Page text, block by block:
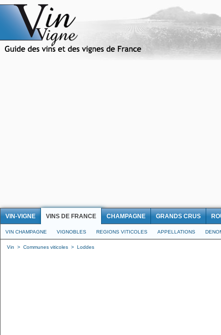
VIN-VIGNE VINS DE FRANCE CHAMPAGNE GRANDS CRUS
VIN CHAMPAGNE VIGNOBLES REGIONS VITICOLES APPELLATIONS
Vin > Communes viticoles > Loddes